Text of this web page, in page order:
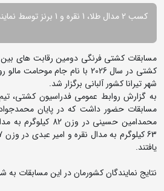
کسب 2 مدال طلا، 1 نقره و 1 برنز توسط نمایندگان کشورمان
مسابقات کشتی فرنگی دومین رقابت های بین
شهر تیرانا کشور آلبانی برگزار شد.
محمدامین حسینی در
یافتند.
نتایج نمایندگان کشورمان در این مسابقات